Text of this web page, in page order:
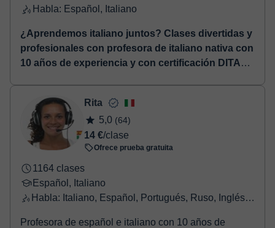
Habla: Español, Italiano
¿Aprendemos italiano juntos? Clases divertidas y
profesionales con profesora de italiano nativa con
10 años de experiencia y con certificación DITALS
enseñanza del italiano a extranjeros, bilingüe
(certificado de e...
Rita
5,0 (64)
14 €/clase
Ofrece prueba gratuita
1164 clases
Español, Italiano
Habla: Italiano, Español, Portugués, Ruso, Inglés, Francés
Profesora de español e italiano con 10 años de